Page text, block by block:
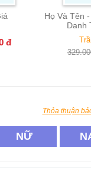
Họ Và Tên -
Danh
Trần
329.000 đ
Thỏa thuận
NỮ